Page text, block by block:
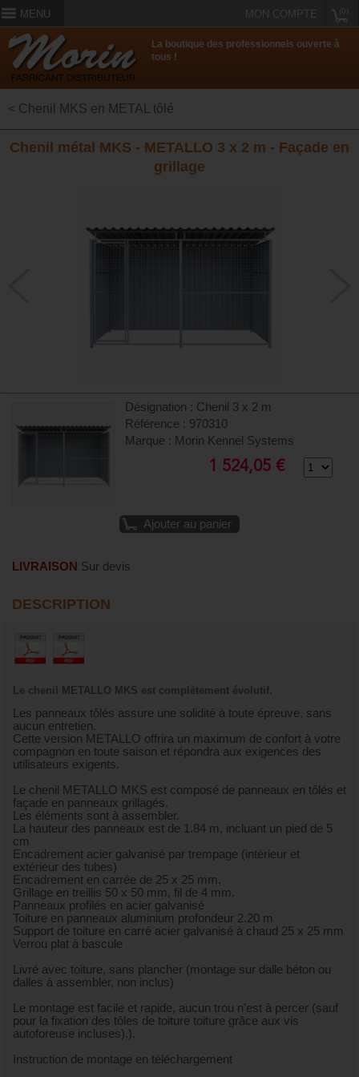
MENU MON COMPTE
La boutique des professionnels ouverte à
tous !
< Chenil MKS en METAL tôlé
Chenil métal MKS - METALLO 3 x 2 m - Façade en
grillage
Désignation : Chenil 3 x 2 m
Référence : 970310
Marque : Morin Kennel Systems
1 524,05 €
Ajouter au panier
LIVRAISON Sur devis
DESCRIPTION
Le chenil METALLO MKS est complètement évolutif.
Les panneaux tôlés assure une solidité à toute épreuve, sans
aucun entretien.
Cette version METALLO offrira un maximum de confort à votre
compagnon en toute saison et répondra aux exigences des
utilisateurs exigents.
Le chenil METALLO MKS est composé de panneaux en tôlés et
façade en panneaux grillagés.
Les éléments sont à assembler.
La hauteur des panneaux est de 1.84 m, incluant un pied de 5
cm
Encadrement acier galvanisé par trempage (intérieur et
extérieur des tubes)
Encadrement en carrée de 25 x 25 mm.
Grillage en treillis 50 x 50 mm, fil de 4 mm.
Panneaux profilés en acier galvanisé
Toiture en panneaux aluminium profondeur 2.20 m
Support de toiture en carré acier galvanisé à chaud 25 x 25 mm
Verrou plat à bascule
Livré avec toiture, sans plancher (montage sur dalle béton ou
dalles à assembler, non inclus)
Le montage est facile et rapide, aucun trou n’est à percer (sauf
pour la fixation des tôles de toiture toiture grâce aux vis
autoforeuse incluses).).
Instruction de montage en téléchargement